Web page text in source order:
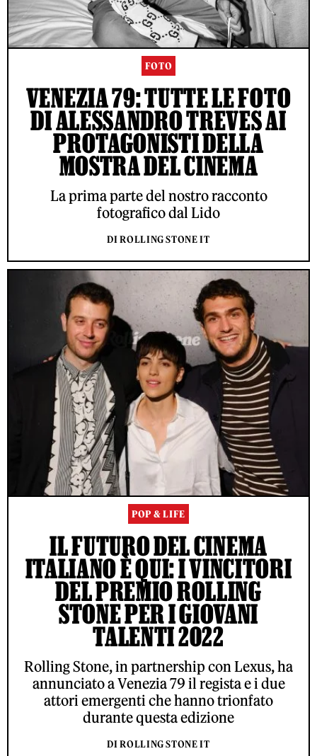
FOTO
VENEZIA 79: TUTTE LE FOTO
DI ALESSANDRO TREVES AI
PROTAGONISTI DELLA
MOSTRA DEL CINEMA
La prima parte del nostro racconto
fotografico dal Lido
DI ROLLING STONE IT
POP & LIFE
IL FUTURO DEL CINEMA
ITALIANO È QUI: I VINCITORI
DEL PREMIO ROLLING
STONE PER I GIOVANI
TALENTI 2022
Rolling Stone, in partnership con Lexus, ha
annunciato a Venezia 79 il regista e i due
attori emergenti che hanno trionfato
durante questa edizione
DI ROLLING STONE IT